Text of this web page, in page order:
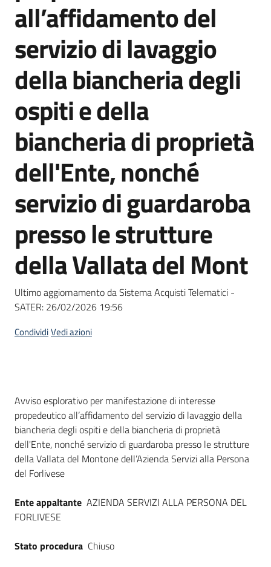
telematiche
site
Seguici
su
all’affidamento del
servizio di lavaggio
della biancheria degli
ospiti e della
biancheria di proprietà
dell'Ente, nonché
servizio di guardaroba
presso le strutture
della Vallata del Mont
Ultimo aggiornamento da Sistema Acquisti Telematici -
SATER: 26/02/2026 19:56
CondividiVedi azioni
Dati del bando
Avviso esplorativo per manifestazione di interesse
propedeutico all’affidamento del servizio di lavaggio della
biancheria degli ospiti e della biancheria di proprietà
dell'Ente, nonché servizio di guardaroba presso le strutture
della Vallata del Montone dell’Azienda Servizi alla Persona
del Forlivese
Ente appaltante AZIENDA SERVIZI ALLA PERSONA DEL
FORLIVESE
Stato procedura Chiuso